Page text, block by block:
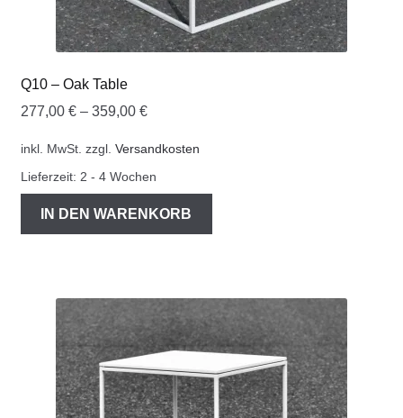
Q10 – Oak Table
277,00 €– 359,00 €
inkl. MwSt. zzgl. Versandkosten
Lieferzeit: 2 - 4 Wochen
IN DEN WARENKORB